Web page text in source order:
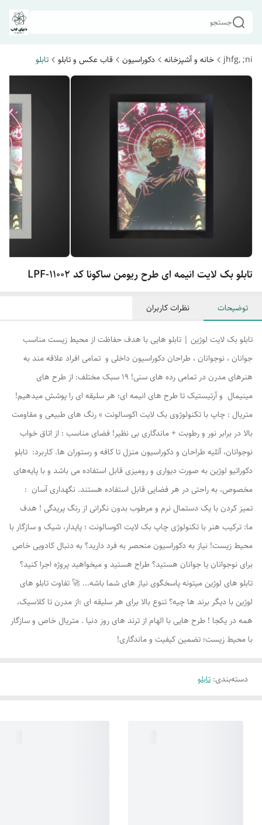
جستجو
jhfg, ;ni خانه و آشپزخانه دکوراسیون قاب عکس و تابلو تابلو
تابلو بک لایت انیمه ای طرح ریومن ساکونا کد LPF-11002
توضیحات نظرات کاربران
تابلو بک لایت لوژین | تابلو هایی با هدف حفاظت از محیط زیست مناسب
جوانان ، نوجوانان ، طراحان دکوراسیون داخلی و تمامی افراد علاقه مند به
هنرهای مدرن در تمامی رده های سنی! ۱۹ سبک مختلف: از طرح های
مینیمال و آرتیستیک تا طرح های انیمه ای؛ هر سلیقه ای را پوشش میدهیم!
متریال : چاپ با تکنولوژوی بک لایت اکوسالونت » رنگ های طبیعی و مقاومت
بالا در برابر نور و رطوبت + ماندگاری بی نظیر! فضای مناسب : از اتاق خواب
نوجوانان، آتلیه طراحان و دکوراسیون منزل تا کافه و رستوران ها. کاربرد: تابلو
دکوراتیو لوژین به صورت دیواری و رومیزی قابل استفاده می باشد و با پایه‌های
مخصوص، به راحتی در هر فضایی قابل استفاده هستند. نگهداری آسان :
تمیز کردن با یک دستمال نرم و مرطوب بدون نگرانی از رنگ پریدگی ! هدف
ما: ترکیب هنر با تکنولوژی چاپ بک لایت اکوسالونت ؛ پایدار، شیک و سازگار با
محیط زیست! نیاز به دکوراسیون منحصر به فرد دارید؟ به دنبال کادویی خاص
برای نوجوانان یا جوانان هستید؟ طراح هستید و میخواهید پروژه اجرا کنید؟
تابلو های لوژين میتونه پاسخگوی نیاز های شما باشه... 🚀 تفاوت تابلو های
لوژين با دیگر برند ها چیه؟ تنوع بالا برای هر سلیقه ای ؛از مدرن تا کلاسیک،
همه در یکجا ! طرح هایی با الهام از ترند های روز دنیا . متریال خاص و سازگار
با محیط زیست؛ تضمین کیفیت و ماندگاری!
دسته‌بندی: تابلو